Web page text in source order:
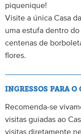
piquenique!
Visite a única Casa
uma estufa dentro
centenas de
flores.
INGRESSOS PARA
Recomenda-se
visitas guiadas ao
visitas diretamente